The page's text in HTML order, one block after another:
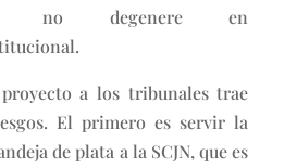
no degenere en
a los tribunales trae
El primero es servir la
de plata a la SCJN, que es